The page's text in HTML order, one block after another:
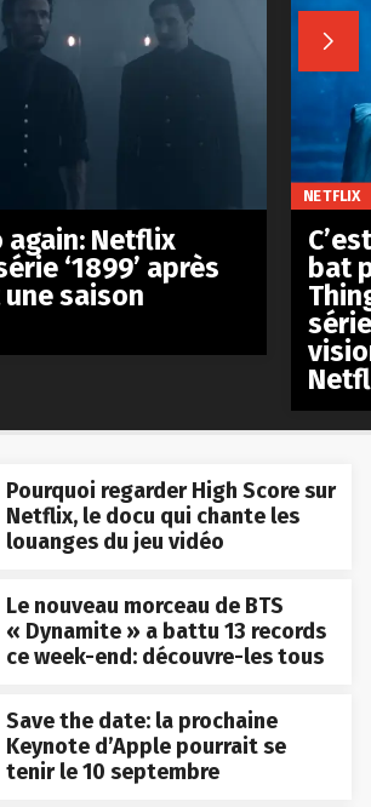
Pourquoi regarder High Score sur
Netflix, le docu qui chante les
louanges du jeu vidéo
Le nouveau morceau de BTS
« Dynamite » a battu 13 records
ce week-end: découvre-les tous
Save the date: la prochaine
Keynote d’Apple pourrait se
tenir le 10 septembre

again: Netflix
‘1899’ après
saison
NETFLIX
bat